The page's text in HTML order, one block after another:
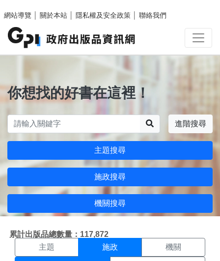
網站導覽
關於本站 隱私權及安全政策 聯絡我們
你想找的好書在這裡！
進階搜尋
主題搜尋
施政搜尋
機關搜尋
累計出版品總數量：117,872
施政搜尋結果頁面
主題 施政 機關